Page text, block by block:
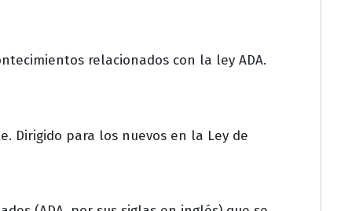
relacionados con la ley ADA.
Dirigido para los nuevos en la Ley de